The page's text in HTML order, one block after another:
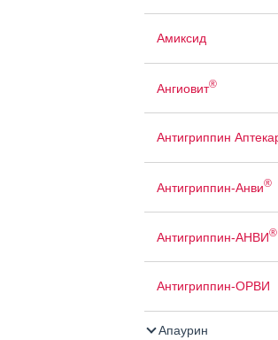
Амиксид
Ангиовит®
Антигриппин
Антигриппин-Анви®
Антигриппин-АНВИ®
Антигриппин-ОРВИ
Апаурин